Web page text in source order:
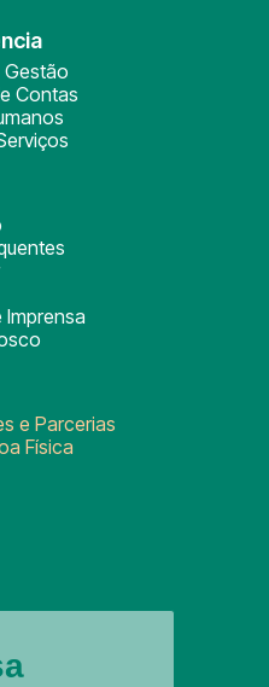
Contas
Imprensa
e Parcerias
Física